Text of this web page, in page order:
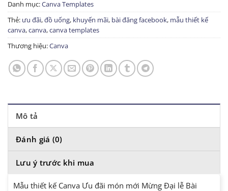
Danh mục:Canva Templates
Thẻ: ưu đãi,đồ uống, khuyến mãi, bài đăng facebook, mẫu thiết kế
canva,canva,canva templates
Thương hiệu:Canva
Mô tả
Đánh giá (0)
Lưu ý trước khi mua
Mẫu thiết kế Canva Ưu đãi món mới Mừng Đại lễ Bài